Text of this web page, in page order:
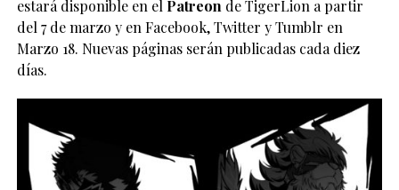
estará disponible en el Patreon de TigerLion a partir
del 7 de marzo y en Facebook, Twitter y Tumblr en
Marzo 18. Nuevas páginas serán publicadas cada diez
días.